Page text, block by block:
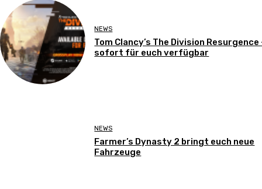
NEWS
Tom Clancy’s The Division Resurgence
sofort für euch verfügbar
NEWS
Farmer’s Dynasty 2 bringt euch neue
Fahrzeuge